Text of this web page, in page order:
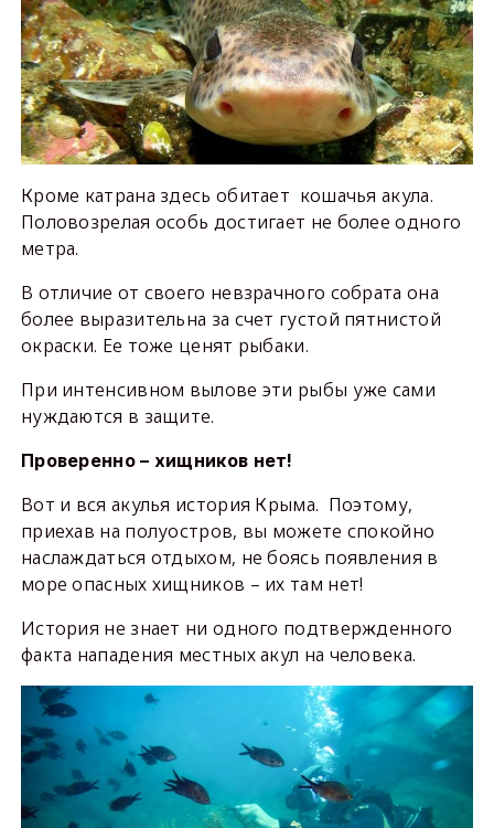
Кроме катрана здесь обитает кошачья акула.
Половозрелая особь достигает не более одного
метра.
В отличие от своего невзрачного собрата она
более выразительна за счет густой пятнистой
окраски. Ее тоже ценят рыбаки.
При интенсивном вылове эти рыбы уже сами
нуждаются в защите.
Проверенно – хищников нет!
Вот и вся акулья история Крыма. Поэтому,
приехав на полуостров, вы можете спокойно
наслаждаться отдыхом, не боясь появления в
море опасных хищников – их там нет!
История не знает ни одного подтвержденного
факта нападения местных акул на человека.